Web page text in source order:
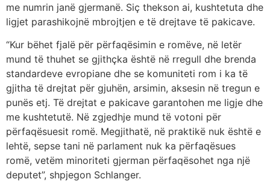
me numrin janë gjermanë. Siç thekson ai, kushtetuta dhe
ligjet parashikojnë mbrojtjen e të drejtave të pakicave.
“Kur bëhet fjalë për përfaqësimin e romëve, në letër
mund të thuhet se gjithçka është në rregull dhe brenda
standardeve evropiane dhe se komuniteti rom i ka të
gjitha të drejtat për gjuhën, arsimin, aksesin në tregun e
punës etj. Të drejtat e pakicave garantohen me ligje dhe
me kushtetutë. Në zgjedhje mund të votoni për
përfaqësuesit romë. Megjithatë, në praktikë nuk është e
lehtë, sepse tani në parlament nuk ka përfaqësues
romë, vetëm minoriteti gjerman përfaqësohet nga një
deputet”, shpjegon Schlanger.